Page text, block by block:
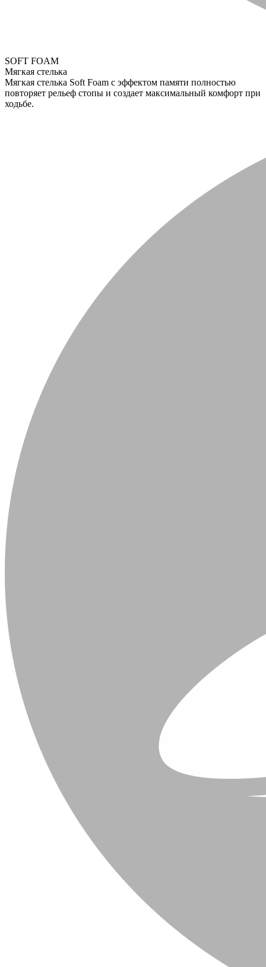
SOFT FOAM
Мягкая стелька
Мягкая стелька Soft Foam с эффектом памяти полностью
повторяет рельеф стопы и создает максимальный комфорт при
ходьбе.